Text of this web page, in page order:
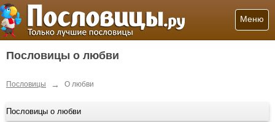
Меню
Пословицы о любви
Пословицы → О любви
Пословицы о любви